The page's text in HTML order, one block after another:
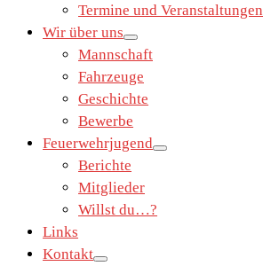
Termine und Veranstaltungen
Wir über uns
Mannschaft
Fahrzeuge
Geschichte
Bewerbe
Feuerwehrjugend
Berichte
Mitglieder
Willst du…?
Links
Kontakt